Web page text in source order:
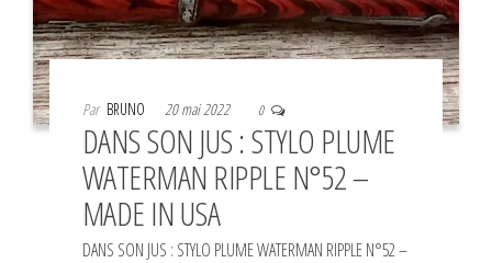
Par BRUNO 20 mai 2022 0
DANS SON JUS : STYLO PLUME
WATERMAN RIPPLE N°52 –
MADE IN USA
DANS SON JUS : STYLO PLUME WATERMAN RIPPLE N°52 –